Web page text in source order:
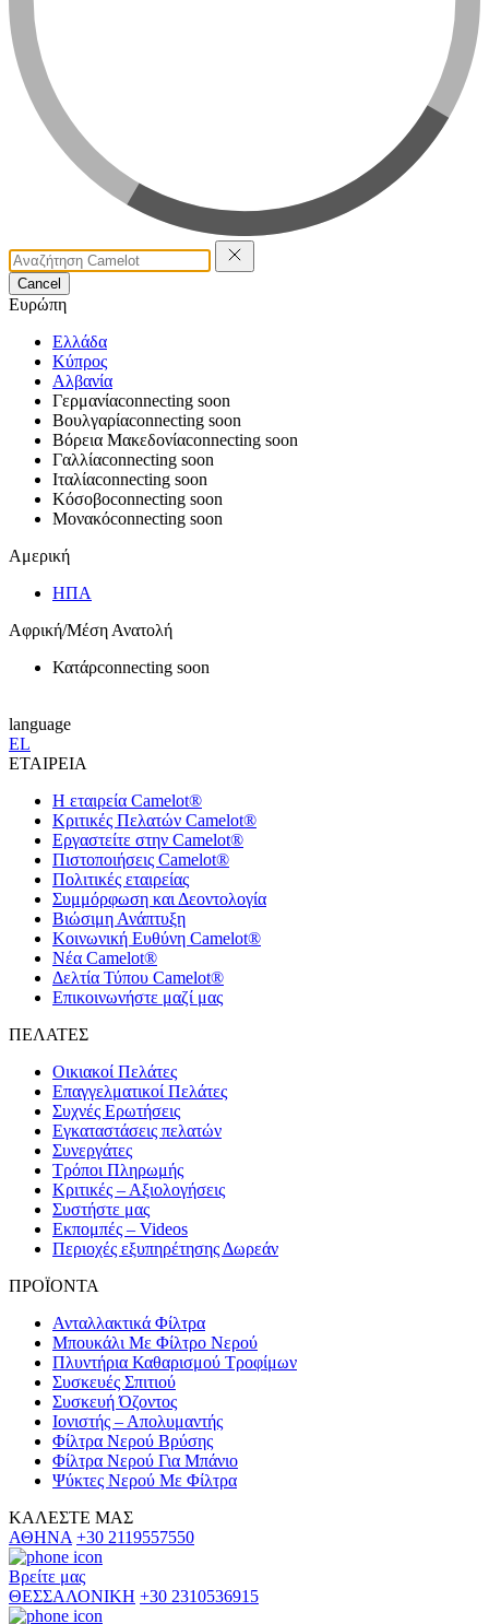
Cancel
Ευρώπη
Ελλάδα
Κύπρος
Αλβανία
Γερμανίαconnecting soon
Βουλγαρίαconnecting soon
Βόρεια Μακεδονίαconnecting soon
Γαλλίαconnecting soon
Ιταλίαconnecting soon
Κόσοβοconnecting soon
Μονακόconnecting soon
Αμερική
ΗΠΑ
Αφρική/Μέση Ανατολή
Κατάρconnecting soon
language
EL
ΕΤΑΙΡΕΙΑ
Η εταιρεία Camelot®
Κριτικές Πελατών Camelot®
Εργαστείτε στην Camelot®
Πιστοποιήσεις Camelot®
Πολιτικές εταιρείας
Συμμόρφωση και Δεοντολογία
Βιώσιμη Ανάπτυξη
Κοινωνική Ευθύνη Camelot®
Νέα Camelot®
Δελτία Τύπου Camelot®
Επικοινωνήστε μαζί μας
ΠΕΛΑΤΕΣ
Οικιακοί Πελάτες
Επαγγελματικοί Πελάτες
Συχνές Ερωτήσεις
Εγκαταστάσεις πελατών
Συνεργάτες
Τρόποι Πληρωμής
Κριτικές – Αξιολογήσεις
Συστήστε μας
Εκπομπές – Videos
Περιοχές εξυπηρέτησης Δωρεάν
ΠΡΟΪΟΝΤΑ
Ανταλλακτικά Φίλτρα
Μπουκάλι Με Φίλτρο Νερού
Πλυντήρια Καθαρισμού Τροφίμων
Συσκευές Σπιτιού
Συσκευή Όζοντος
Ιονιστής – Απολυμαντής
Φίλτρα Νερού Βρύσης
Φίλτρα Νερού Για Μπάνιο
Ψύκτες Νερού Με Φίλτρα
ΚΑΛEΣΤΕ ΜΑΣ
ΑΘΗΝΑ +30 2119557550
Βρείτε μας
ΘΕΣΣΑΛΟΝΙΚΗ +30 2310536915